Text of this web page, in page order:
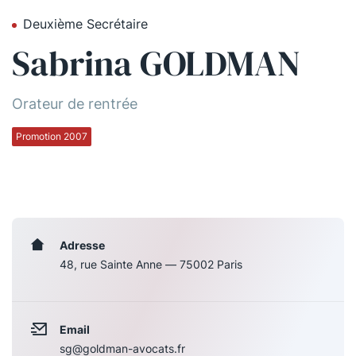
Deuxième Secrétaire
Sabrina GOLDMAN
Orateur de rentrée
Promotion 2007
Adresse
48, rue Sainte Anne — 75002 Paris
Email
sg@goldman-avocats.fr
Qui sommes-nous ?
La Conférence
La Conférence
Le Concours de la Conférence
La Conférence Berryer